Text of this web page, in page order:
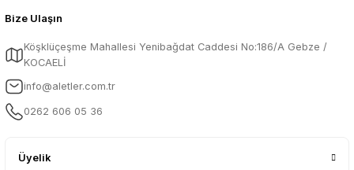
A... A... | 23/04/2026
13.04.2026 tarihinde Aletler.com
üzerinden 4 ürünnaldım ve hızlı ve
teşekkürler ediyorum
B... C... | 13/04/2026
Bize Ulaşın
Köşklüçeşme Mahallesi Yenibağdat Caddesi No:186/A Gebze /
KOCAELİ
info@aletler.com.tr
0262 606 05 36
Üyelik